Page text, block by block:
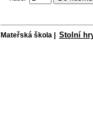
Mateřská škola | Stolní